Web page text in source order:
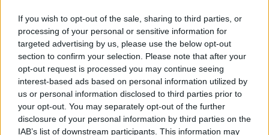
If you wish to opt-out of the sale, sharing to third parties, or
processing of your personal or sensitive information for
targeted advertising by us, please use the below opt-out
section to confirm your selection. Please note that after your
opt-out request is processed you may continue seeing
interest-based ads based on personal information utilized by
us or personal information disclosed to third parties prior to
your opt-out. You may separately opt-out of the further
disclosure of your personal information by third parties on the
IAB’s list of downstream participants. This information may
Il velleitarismo di Trump, dell’UE e di Darwin
​Karen Horney e il ponte sullo Stretto
​I bulli vanno isolati
L’invertebrata von der Leyen e il Lula-risk
Trump soffre, la Corte dell'Aia è viva
​Il Nobel per la pace a Trump o all’Albanese? Questo è il
​Alessandro Orsini e la tetrade oscura del sionismo
​Hilsenrath e le 9 omotipie tra Nazismo, Sionismo e
Americanismo" (4^ parte)